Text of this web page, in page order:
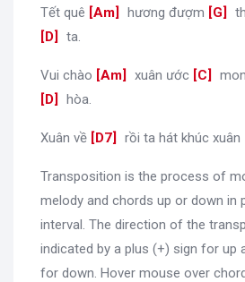
Tết quê [Am hương đượm [G
[D ta.
Vui chào [Am xuân ước [C
D
hòa.
Xuân về [D7 rồi ta hát khúc xuân
Transposition is the process of
melody and chords up or down in
interval. The direction of the
indicated by a plus (+) sign for up
for down. Hover mouse over